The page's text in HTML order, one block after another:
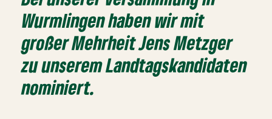
Wurmlingen haben wir mit
großer MehrheitJens Metzger
zu unserem Landtagskandidaten
nominiert.